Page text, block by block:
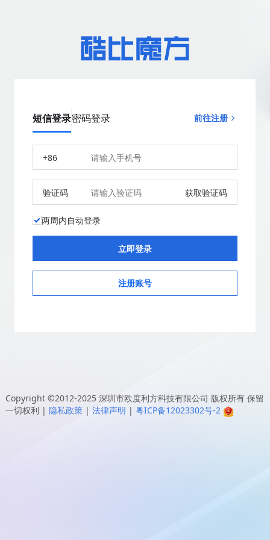
短信登录密码登录 前往注册
+86
验证码 获取验证码
两周内自动登录
注册账号
Copyright ©2012-2025 深圳市欧度利方科技有限公司 版权所有 保留
一切权利 | 隐私政策 | 法律声明 | 粤ICP备12023302号-2